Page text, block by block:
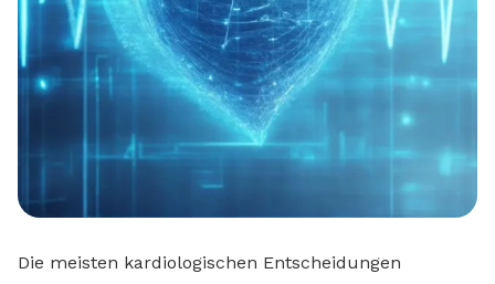
Die meisten kardiologischen Entscheidungen